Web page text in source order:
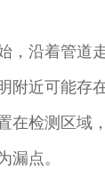
，沿着管道
附近可能存
在检测区域
漏点。​